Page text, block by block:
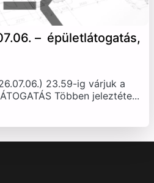
– épületlátogatás,
23.59-ig várjuk a
Többen jeleztéte...